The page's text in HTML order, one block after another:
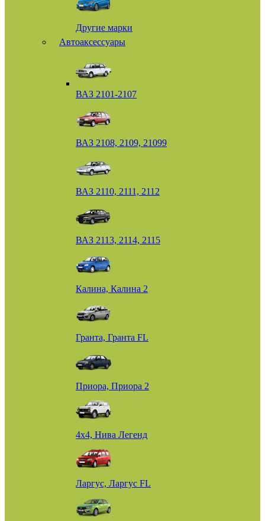
Другие марки
Автоаксессуары
ВАЗ 2101-2107
ВАЗ 2108, 2109, 21099
ВАЗ 2110, 2111, 2112
ВАЗ 2113, 2114, 2115
Калина, Калина 2
Гранта, Гранта FL
Приора, Приора 2
4х4, Нива Легенд
Ларгус, Ларгус FL